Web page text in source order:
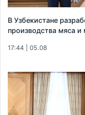
В Узбекистане
производства мяса
17:44 | 05.08